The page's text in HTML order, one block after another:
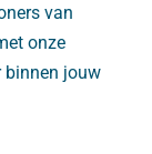
van
onze
binnen jouw